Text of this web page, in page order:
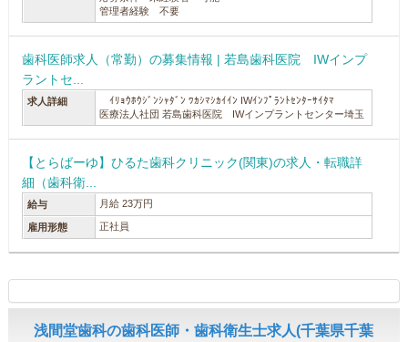
管理者経験 不要
歯科医師求人（常勤）の募集情報 | 若島歯科医院 IWインプ
ラントセ...
求人詳細
ｲﾘｮｳﾎｳｼﾞﾝｼｬﾀﾞﾝ ﾜｶｼﾏｼｶｲｲﾝ IWｲﾝﾌﾟﾗﾝﾄｾﾝﾀｰｻｲﾀﾏ
医療法人社団 若島歯科医院 IWインプラントセンター埼玉
【とらばーゆ】ひるた歯科クリニック(関東)の求人・転職詳
細（歯科衛...
給与 月給 23万円
雇用形態 正社員
浅間堂歯科の歯科医師・歯科衛生士求人(千葉県千葉